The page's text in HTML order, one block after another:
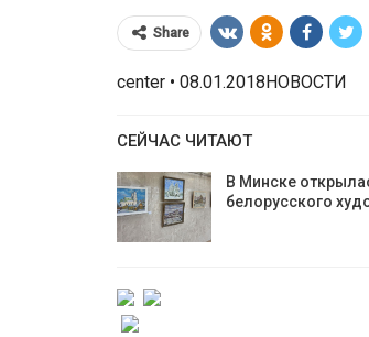
Share
center • 08.01.2018НОВОСТИ
СЕЙЧАС ЧИТАЮТ
В Минске
белорусского